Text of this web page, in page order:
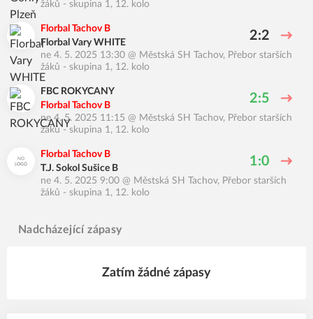
žáků - skupina 1, 12. kolo
Florbal Tachov B
Florbal Vary WHITE
2:2
ne 4. 5. 2025 13:30 @ Městská SH Tachov, Přebor starších
žáků - skupina 1, 12. kolo
FBC ROKYCANY
Florbal Tachov B
2:5
ne 4. 5. 2025 11:15 @ Městská SH Tachov, Přebor starších
žáků - skupina 1, 12. kolo
Florbal Tachov B
T.J. Sokol Sušice B
1:0
ne 4. 5. 2025 9:00 @ Městská SH Tachov, Přebor starších
žáků - skupina 1, 12. kolo
Nadcházející zápasy
Zatím žádné zápasy